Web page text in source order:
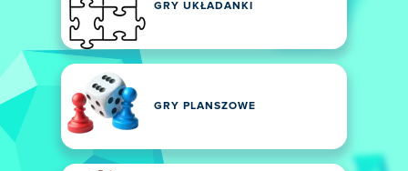
GRY UKŁADANKI
GRY PLANSZOWE